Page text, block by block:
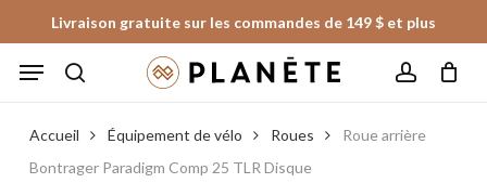
to
main
Livraison gratuite sur les commandes de 149 $ et plus
Menu
Fermer
le
panier
Accueil Équipement de vélo Roues
Roue arrière
Bontrager Paradigm Comp 25 TLR Disque